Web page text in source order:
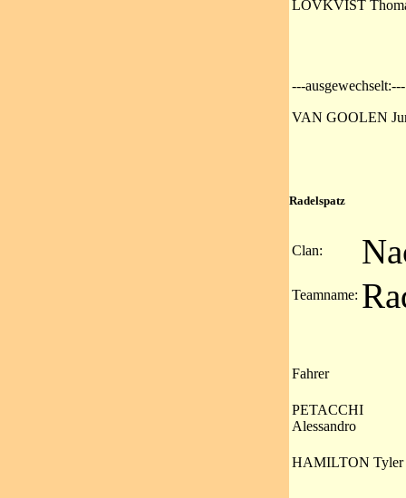
LÖVKVIST
---ausgewechselt:---
VAN GOOLEN
Radelspatz
Clan:
Teamname:
Fahrer
PETACCHI
Alessandro
HAMILTON Tyler